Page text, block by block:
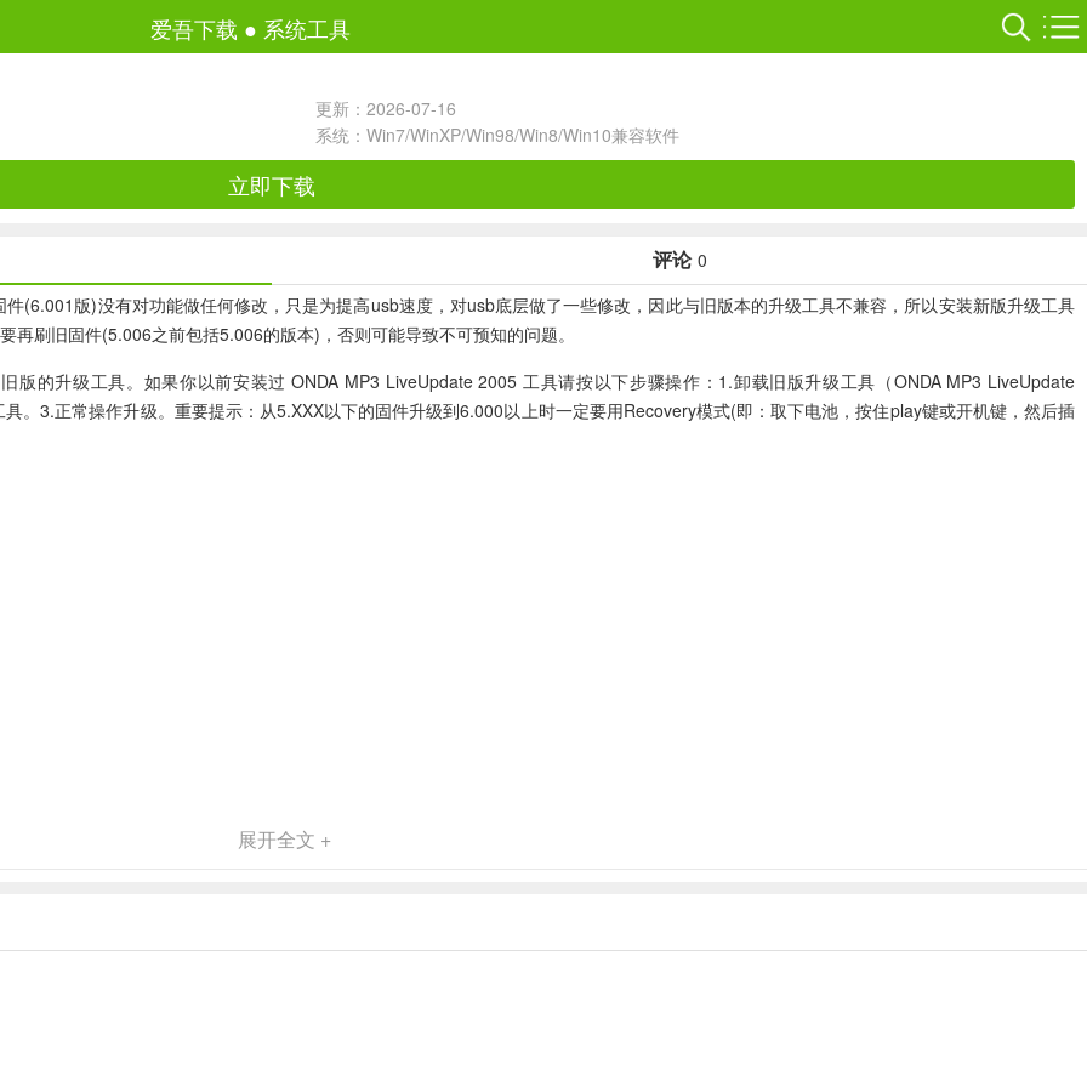
爱吾下载 ● 系统工具
更新：2026-07-16
系统：Win7/WinXP/Win98/Win8/Win10兼容软件
立即下载
评论 0
版)没有对功能做任何修改，只是为提高usb速度，对usb底层做了一些修改，因此与旧版本的升级工具不兼容，所以安装新版升级工具
刷旧固件(5.006之前包括5.006的版本)，否则可能导致不可预知的问题。
升级工具。如果你以前安装过 ONDA MP3 LiveUpdate 2005 工具请按以下步骤操作：1.卸载旧版升级工具（ONDA MP3 LiveUpdate
。3.正常操作升级。重要提示：从5.XXX以下的固件升级到6.000以上时一定要用Recovery模式(即：取下电池，按住play键或开机键，然后插
展开全文 +